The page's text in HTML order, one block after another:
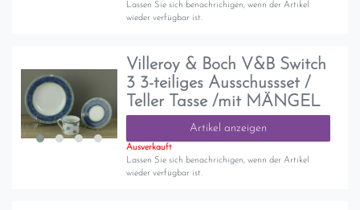
Lassen Sie sich benachrichigen, wenn der Artikel
wieder verfügbar ist.
Villeroy & Boch V&B Switch
3 3-teiliges Ausschussset /
Teller Tasse /mit MÄNGEL
Artikel anzeigen
Ausverkauft
Lassen Sie sich benachrichigen, wenn der Artikel
wieder verfügbar ist.